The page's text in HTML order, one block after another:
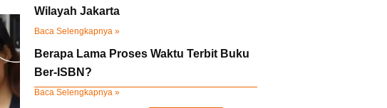
Wilayah Jakarta
Baca Selengkapnya »
Berapa Lama Proses Waktu Terbit Buku
Ber-ISBN?
Baca Selengkapnya »